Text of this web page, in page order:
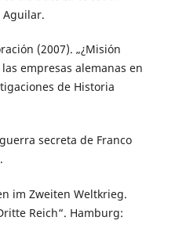
Aguilar.
(2007). „¿Misión
empresas alemanas en
de Historia
secreta de Franco
im Zweiten Weltkrieg.
Reich“. Hamburg: